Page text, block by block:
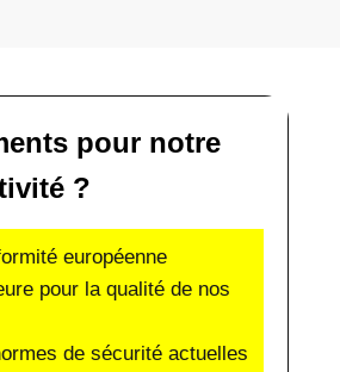
pour notre
?
européenne
pour la qualité de nos
de sécurité actuelles